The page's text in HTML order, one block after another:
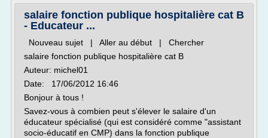
salaire fonction publique hospitalière cat B
- Educateur ...
Nouveau sujet | Aller au début | Chercher
salaire fonction publique hospitalière cat B
Auteur: michel01
Date: 17/06/2012 16:46
Bonjour à tous !
Savez-vous à combien peut s'élever le salaire d'un
éducateur spécialisé (qui est considéré comme "assistant
socio-éducatif en CMP) dans la fonction publique